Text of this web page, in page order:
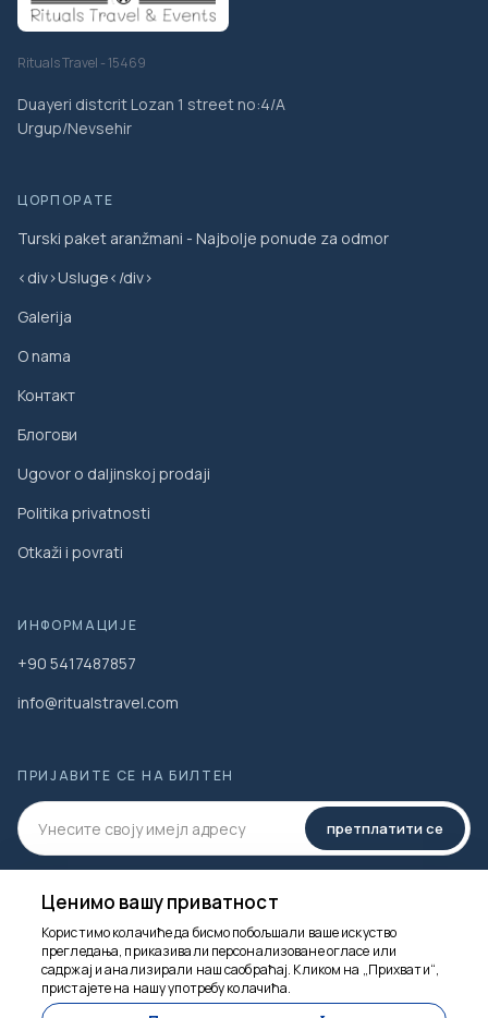
Rituals Travel - 15469
Duayeri distcrit Lozan 1 street no:4/A
Urgup/Nevsehir
ЦОРПОРАТЕ
Turski paket aranžmani - Najbolje ponude za odmor
<div>Usluge</div>
Galerija
O nama
Контакт
Блогови
Ugovor o daljinskoj prodaji
Politika privatnosti
Otkaži i povrati
ИНФОРМАЦИЈЕ
+90 5417487857
info@ritualstravel.com
ПРИЈАВИТЕ СЕ НА БИЛТЕН
претплатити се
ДРУШТВЕНИ МЕДИЈИ
Ценимо вашу приватност
Користимо колачиће да бисмо побољшали ваше искуство
прегледања, приказивали персонализоване огласе или
садржај и анализирали наш саобраћај. Кликом на „Прихвати“,
пристајете на нашу употребу колачића.
Ту смо да помогнемо